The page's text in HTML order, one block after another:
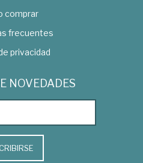
comprar
frecuentes
privacidad
NOVEDADES